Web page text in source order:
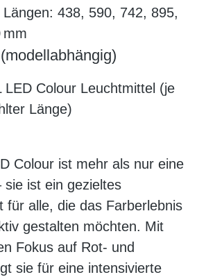
438, 590, 742, 895,
mm
LED Colour Leuchtmittel (je
Länge)
Colour ist mehr als nur eine
sie ist ein gezieltes
für alle, die das Farberlebnis
gestalten möchten. Mit
Fokus auf Rot- und
sie für eine intensivierte